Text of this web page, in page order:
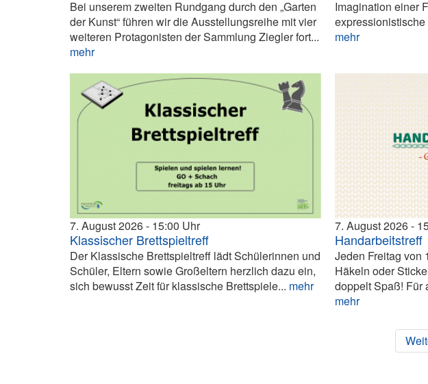
Bei unserem zweiten Rundgang durch den „Garten
der Kunst“ führen wir die Ausstellungsreihe mit vier
weiteren Protagonisten der Sammlung Ziegler fort...
mehr
Imagination einer
expressionistische
mehr
7. August 2026 15:00
Klassischer Brettspieltreff
Der Klassische Brettspieltreff lädt Schülerinnen und
Schüler, Eltern sowie Großeltern herzlich dazu ein,
sich bewusst Zeit für klassische Brettspiele... mehr
7. August 2026
Handarbeitstreff
Jeden Freitag von
Häkeln oder
doppelt Spaß! Für
mehr